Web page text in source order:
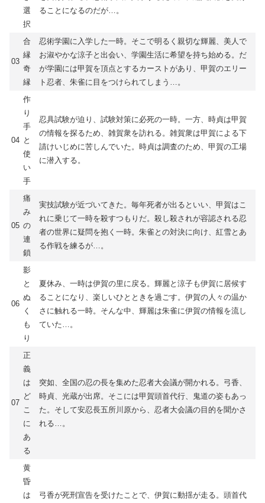
選
択
ることになるのだが…。
03
合
縁
奇
縁
忍術学園に入学した一時。そこで明るく親切な輝麗、美人で
お淑やかな涼子と出会い、学園生活に希望を持ち始める。だ
が学園には甲賀を頂点とするカーストがあり、甲賀のエリー
ト忍者、朱雀に目をつけられてしまう…。
04
作
り
手
と
使
い
手
忍具試験が迫り、試験対策に必死の一時。一方、時貞は甲賀
の情報を探るため、雑賀衆を訪れる。雑賀衆は甲賀による下
請けいじめに苦しんでいた。時貞は調査のため、甲賀の工場
に潜入する。
05
痛
み
の
連
鎖
実技試験が近づいてきた。毎年死者が出るといい、甲賀はこ
れに乗じて一時を殺すつもりだ。殺し殺されが容認される忍
者の世界に疑問を抱く一時。朱雀との対決に向け、紅雪とあ
る作戦を練るが…。
06
影
と
ぬ
く
も
り
夏休み、一時は伊賀の里に戻る。輝麗と涼子も伊賀に居候す
ることになり、楽しいひとときを過ごす。伊賀の人々の温か
さに触れる一時。そんな中、輝麗は朱雀に伊賀の情報を流し
ていた…。
07
正
義
は
ど
こ
に
あ
る
突如、全国の忍の長を集めた忍者大会議が開かれる。弓香、
時貞、光蔵が出席。そこには甲賀頭首代行、鬼道の姿もあっ
た。そして安忍長五所川原から、忍者大会議の目的を聞かさ
れる…。
黄
昏
は
弓香が死刑宣告を受けたことで、伊賀に動揺が走る。頭首代